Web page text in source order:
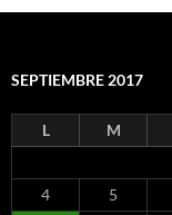
SEPTIEMBRE 2017
L M
4
5